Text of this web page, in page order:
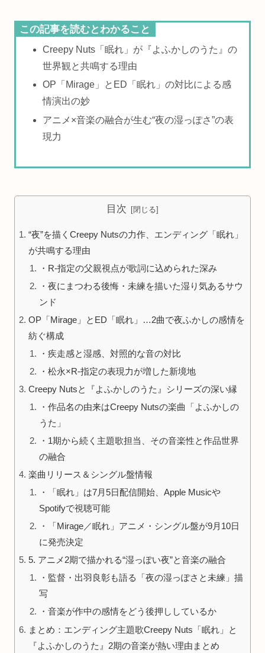
この記事を読むとわかること
Creepy Nuts「眠れ」が『よふかしのうた』の
世界観と共鳴する理由
OP「Mirage」とED「眠れ」の対比による感
情演出の妙
アニメ×音楽の融合が生む“夜の湿っぽさ”の表
現力
目次
“夜”を描くCreepy Nutsの力作、エンディング「眠れ」
が共鳴する理由
・R‑指定の父親視点が歌詞に込められた深み
・夜にまつわる後悔・未練を描いた湿り気あるサウ
ンド
OP「Mirage」とED「眠れ」…2曲で夜ふかしの感情を
紡ぐ構成
・疾走感と湿感、対照的な音の対比
・松永×R‑指定の表現力が増した新境地
Creepy Nutsと『よふかしのうた』シリーズの深い縁
・作品名の由来はCreepy Nutsの楽曲「よふかしの
うた」
・1期から続く主題歌担当、その音楽性と作品世界
の融合
楽曲リリース＆シングル盤情報
・「眠れ」は7月5日配信開始、Apple Musicや
Spotifyで視聴可能
・「Mirage／眠れ」アニメ・シングル盤が9月10日
に発売決定
5. アニメ2期で描かれる“湿っぽい夜”と音楽の融合
・監督・出羽良彰も語る「夜の湿っぽさと未練」描
写
・音楽が作中の感情をどう後押ししているか
まとめ：エンディング主題歌Creepy Nuts「眠れ」と
『よふかしのうた』2期の音楽が熱い理由まとめ